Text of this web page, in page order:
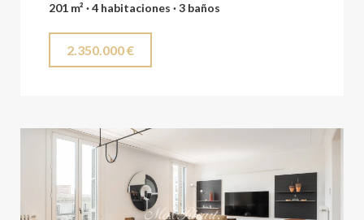
201 m² · 4 habitaciones · 3 baños
2.350.000 €